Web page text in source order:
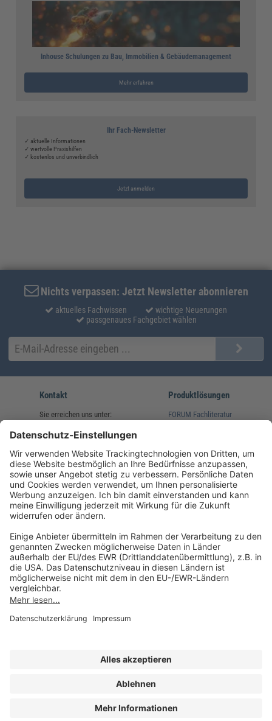
Inhouse Schulungen zu Bau, Immobilien & Gebäudemanagement
Mehr erfahren
Ihr Fach-Newsletter
✓ aktuelle Informationen
✓ wertvolle Praxishilfen
✓ kostenlos und unverbindlich
Jetzt anmelden
Nichts verpassen: Jetzt Newsletter abonnieren
aktuelles Fachwissen
wichtige Neuerungen
passgenaues Fachgebiet wählen
Kontakt
Sie erreichen uns unter:
(08233) 38 11 23
service@forum-verlag.com
Mo-Do 07:30 - 17:00 Uhr
Fr 07:30 - 15:00 Uhr
Produktlösungen
FORUM Fachliteratur
Folgen Sie uns
Impressum
Datenschutz
AGB und Lizenzbedingungen
Erklärung zur Barrierefreiheit
A FORUM MEDIA GROUP COMPANY